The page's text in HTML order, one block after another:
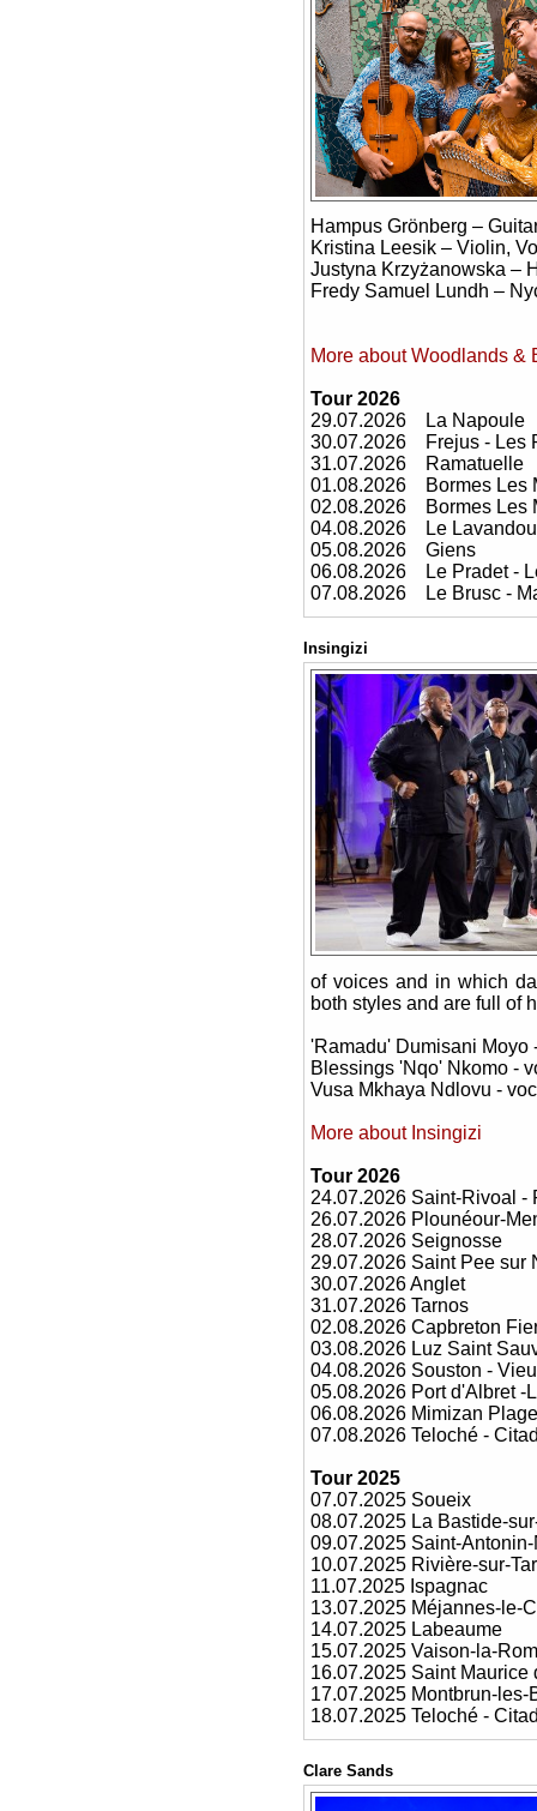
Hampus Grönberg –
Kristina Leesik – Violin,
Justyna Krzyżanowska –
Fredy Samuel Lundh –
More about Woodlands &
Tour 2026
29.07.2026 La Napoule
30.07.2026 Frejus - Les
31.07.2026 Ramatuelle
01.08.2026 Bormes Les
02.08.2026 Bormes Les
04.08.2026 Le Lavandou
05.08.2026 Giens
06.08.2026 Le Pradet -
07.08.2026 Le Brusc -
Insingizi
of voices and in which
both styles and are full of
'Ramadu' Dumisani Moyo
Blessings 'Nqo' Nkomo -
Vusa Mkhaya Ndlovu -
More about Insingizi
Tour 2026
24.07.2026 Saint-Rivoal -
26.07.2026 Plounéour-
28.07.2026 Seignosse
29.07.2026 Saint Pee sur
30.07.2026 Anglet
31.07.2026 Tarnos
02.08.2026 Capbreton
03.08.2026 Luz Saint
04.08.2026 Souston -
05.08.2026 Port d'Albret -
06.08.2026 Mimizan
07.08.2026 Teloché -
Tour 2025
07.07.2025 Soueix
08.07.2025 La Bastide-
09.07.2025 Saint-
10.07.2025 Rivière-sur-
11.07.2025 Ispagnac
13.07.2025 Méjannes-le-
14.07.2025 Labeaume
15.07.2025 Vaison-la-
16.07.2025 Saint Maurice
17.07.2025 Montbrun-les-
18.07.2025 Teloché -
Clare Sands